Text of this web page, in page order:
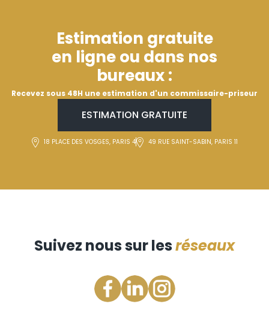
Estimation gratuite
en ligne ou dans nos
bureaux :
Recevez sous 48H une estimation d'un commissaire-priseur
ESTIMATION GRATUITE
18 PLACE DES VOSGES, PARIS 4 49 RUE SAINT-SABIN, PARIS 11
Suivez nous sur lesréseaux